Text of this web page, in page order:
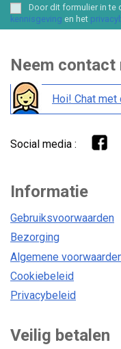
Door dit formulier in te
kennisgeving en het
Neem contact
Hoi! Chat
Social media :
Informatie
Gebruiksvoorwaarden
Bezorging
Algemene
Cookiebeleid
Privacybeleid
Veilig betalen